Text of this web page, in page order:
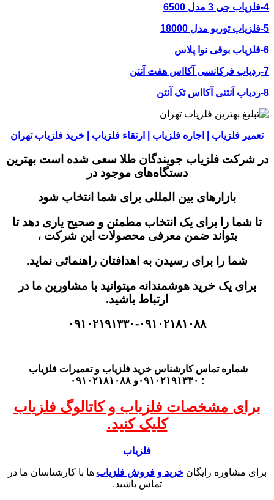
4-فلزیاب جی 3 مدل 6500
5-فلزیاب توربو مدل 18000
6-فلزیاب بوقی نوا پلاس
7-ردیاب فرکانسی آکااس هفت آنتن
8-ردیاب آنتنی آکااس تک آنتن
تعمیر فلزیاب | اجاره فلزیاب | ارتقاء فلزیاب | خرید فلزیاب تهران
در شرکت فلزیاب جویندگان طلا سعی شده است بهترین
دستگاه‌های موجود در
بازار‌های بین المللی برای شما انتخاب شود
تا شما را برای یک انتخاب مطمئن و صحیح یاری دهد تا
بتواند ضمن معرفی محصولات این شرکت ،
شما را برای رسیدن به اهدافتان راهنمائی نماید.
برای یک خرید هوشمندانه میتوانید با مشاورین ما در
ارتباط باشید.
۰۹۱۰۲۱۹۱۳۳۰-۰۹۱۰۲۱۸۱۰۸۸
شماره تماس کارشناس خرید فلزیاب و تعمیرات فلزیاب
: ۰۹۱۰۲۱۹۱۳۳۰و ۰۹۱۰۲۱۸۱۰۸۸
برای مشخصات فلزیاب و کاتالوگ فلزیاب
کلیک کنید.
فلزیاب
برای مشاوره رایگانخرید و فروش فلزیاب ها با کارشناسان ما در
تماس باشید.